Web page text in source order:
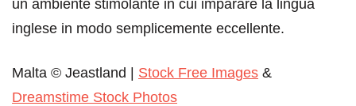
un ambiente stimolante in cui imparare la lingua
inglese in modo semplicemente eccellente.
Malta © Jeastland | Stock Free Images &
Dreamstime Stock Photos